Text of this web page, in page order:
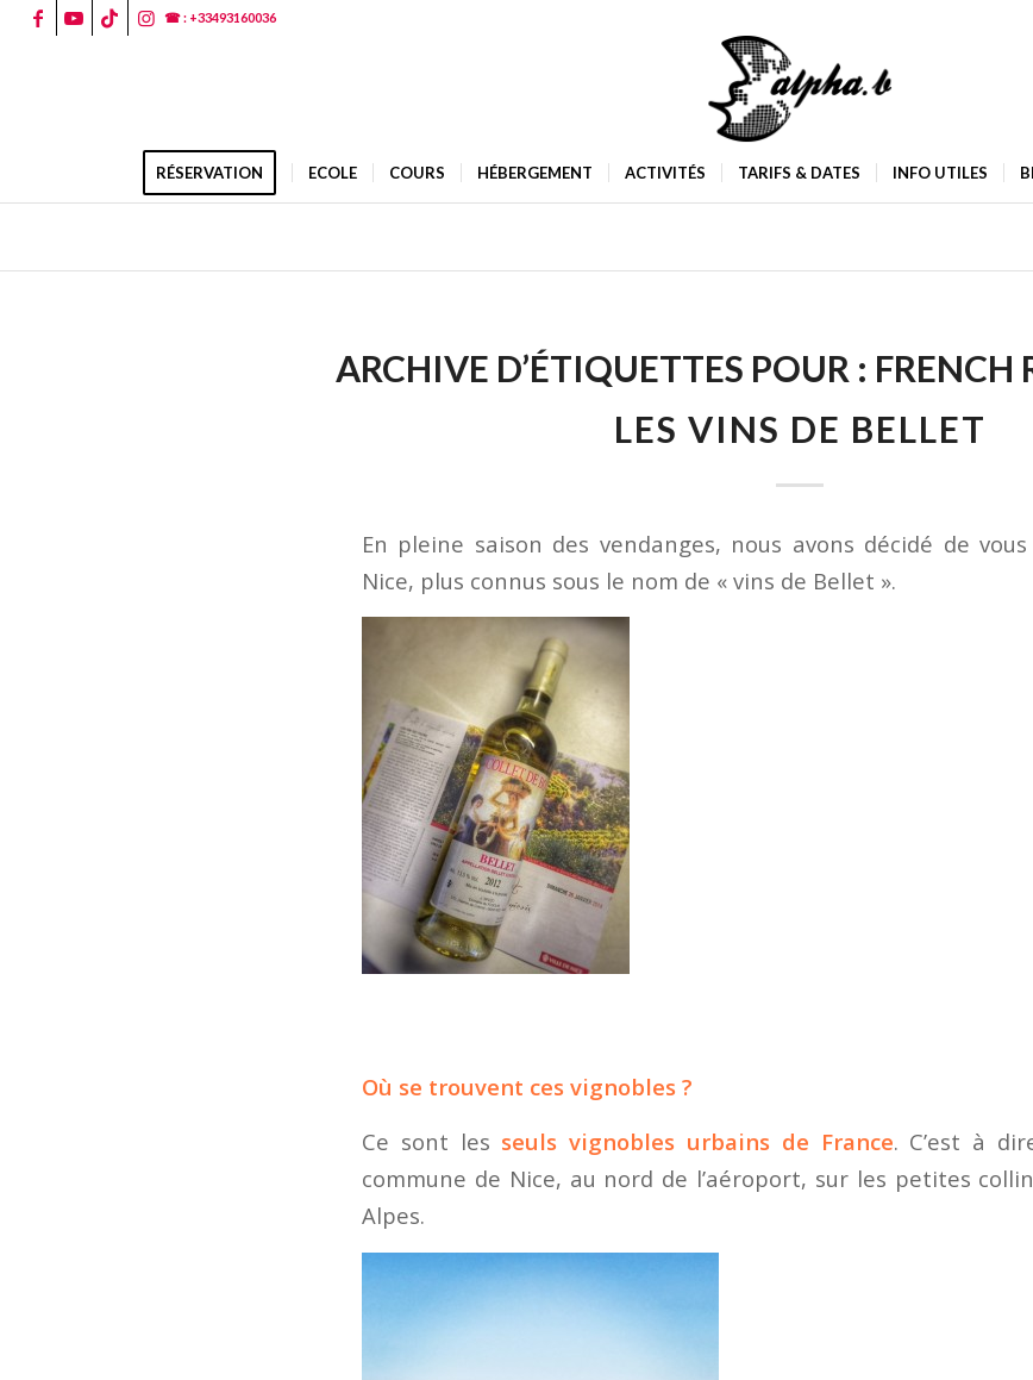
☎ : +33493160036
RÉSERVATION ECOLE COURS HÉBERGEMENT ACTIVITÉS TARIFS & DATES INFO UTILES
ARCHIVE D’ÉTIQUETTES POUR : FRENCH
LES VINS DE BELLET
En pleine saison des vendanges, nous avons décidé de
Nice, plus connus sous le nom de « vins de Bellet ».
Où se trouvent ces vignobles ?
Ce sont les seuls vignobles urbains de France. C’est à
commune de Nice, au nord de l’aéroport, sur les petites
Alpes.